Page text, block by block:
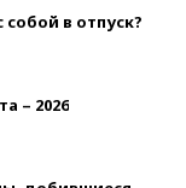
в отпуск?
– 2026